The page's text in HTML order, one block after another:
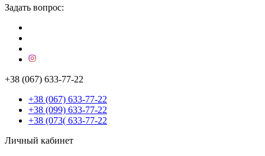
Задать вопрос:
+38 (067) 633-77-22
+38 (067) 633-77-22
+38 (099) 633-77-22
+38 (073( 633-77-22
Личный кабинет